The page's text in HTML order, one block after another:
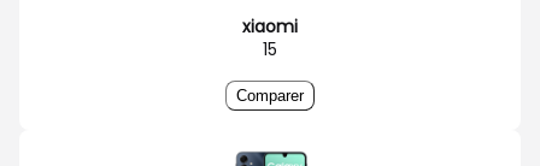
xiaomi
15
Comparer